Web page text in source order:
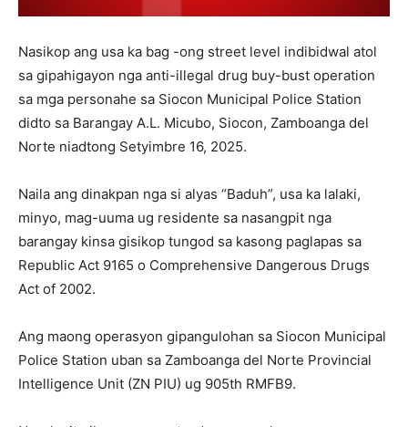
Nasikop ang usa ka bag -ong street level indibidwal atol
sa gipahigayon nga anti-illegal drug buy-bust operation
sa mga personahe sa Siocon Municipal Police Station
didto sa Barangay A.L. Micubo, Siocon, Zamboanga del
Norte niadtong Setyimbre 16, 2025.
Naila ang dinakpan nga si alyas “Baduh”, usa ka lalaki,
minyo, mag-uuma ug residente sa nasangpit nga
barangay kinsa gisikop tungod sa kasong paglapas sa
Republic Act 9165 o Comprehensive Dangerous Drugs
Act of 2002.
Ang maong operasyon gipangulohan sa Siocon Municipal
Police Station uban sa Zamboanga del Norte Provincial
Intelligence Unit (ZN PIU) ug 905th RMFB9.